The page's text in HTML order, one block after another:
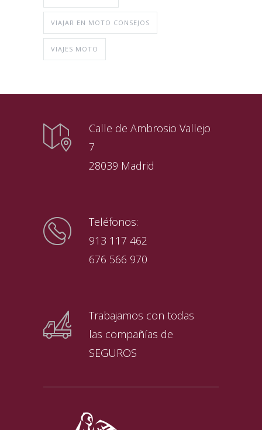
VIAJAR EN MOTO CONSEJOS
VIAJES MOTO
Calle de Ambrosio Vallejo
7
28039 Madrid
Teléfonos:
913 117 462
676 566 970
Trabajamos con todas
las compañías de
SEGUROS